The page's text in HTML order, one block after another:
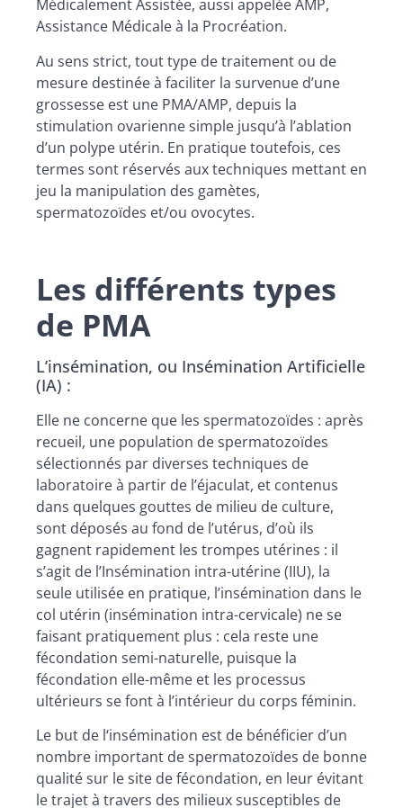
Médicalement Assistée, aussi appelée AMP,
Assistance Médicale à la Procréation.
Au sens strict, tout type de traitement ou de
mesure destinée à faciliter la survenue d’une
grossesse est une PMA/AMP, depuis la
stimulation ovarienne simple jusqu’à l’ablation
d’un polype utérin. En pratique toutefois, ces
termes sont réservés aux techniques mettant en
jeu la manipulation des gamètes,
spermatozoïdes et/ou ovocytes.
Les différents types
de PMA
L’insémination, ou Insémination Artificielle
(IA) :
Elle ne concerne que les spermatozoïdes : après
recueil, une population de spermatozoïdes
sélectionnés par diverses techniques de
laboratoire à partir de l’éjaculat, et contenus
dans quelques gouttes de milieu de culture,
sont déposés au fond de l’utérus, d’où ils
gagnent rapidement les trompes utérines : il
s’agit de l’Insémination intra-utérine (IIU), la
seule utilisée en pratique, l’insémination dans le
col utérin (insémination intra-cervicale) ne se
faisant pratiquement plus : cela reste une
fécondation semi-naturelle, puisque la
fécondation elle-même et les processus
ultérieurs se font à l’intérieur du corps féminin.
Le but de l‘insémination est de bénéficier d’un
nombre important de spermatozoïdes de bonne
qualité sur le site de fécondation, en leur évitant
le trajet à travers des milieux susceptibles de